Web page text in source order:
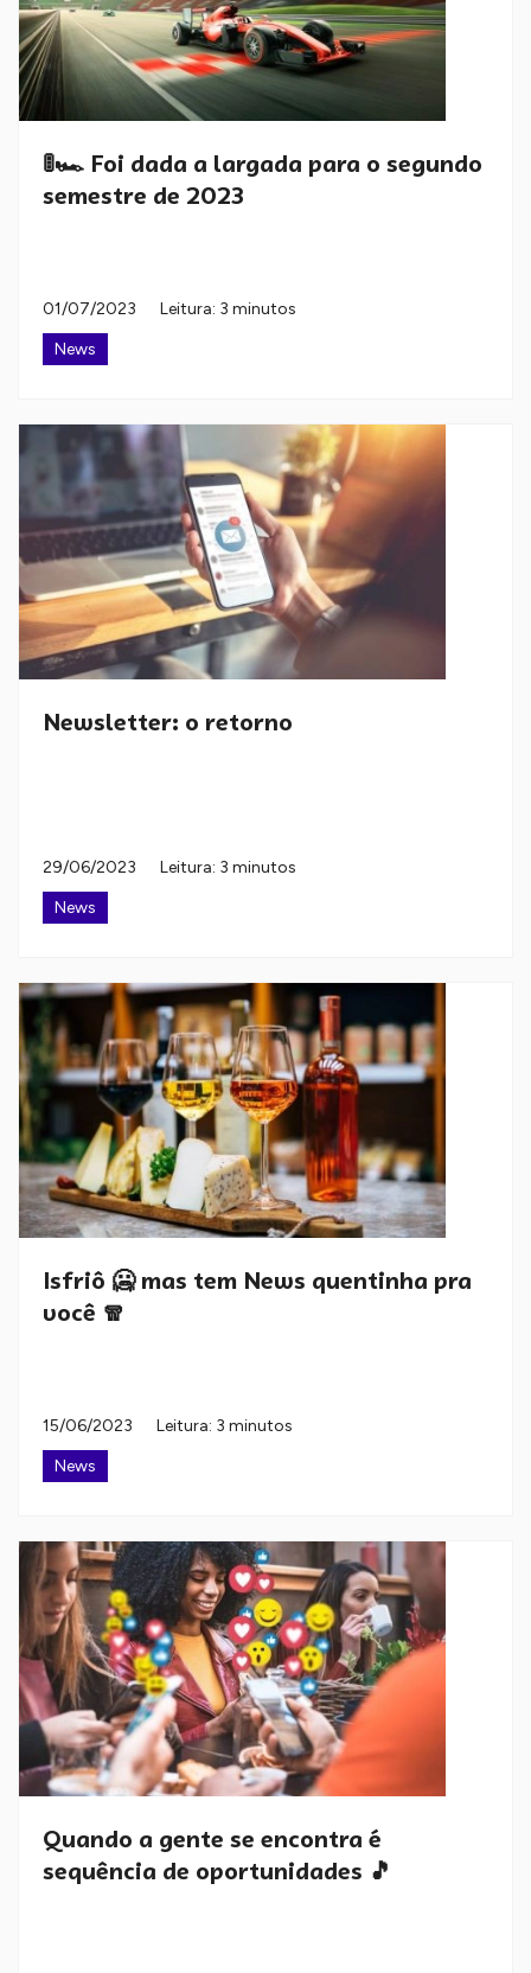
🚦🏎️ Foi dada a largada para o segundo
semestre de 2023
01/07/2023
Leitura: 3 minutos
News
Newsletter: o retorno
29/06/2023
Leitura: 3 minutos
News
Isfriô 🥶 mas tem News quentinha pra
você 🧣
15/06/2023
Leitura: 3 minutos
News
Quando a gente se encontra é
sequência de oportunidades 🎵